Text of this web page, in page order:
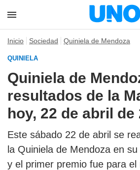
Inicio Sociedad Quiniela de Mendoza
QUINIELA
Quiniela de
resultados de la
hoy, 22 de abril de
Este sábado 22 de abril se
la Quiniela de Mendoza en
y el primer premio fue para el